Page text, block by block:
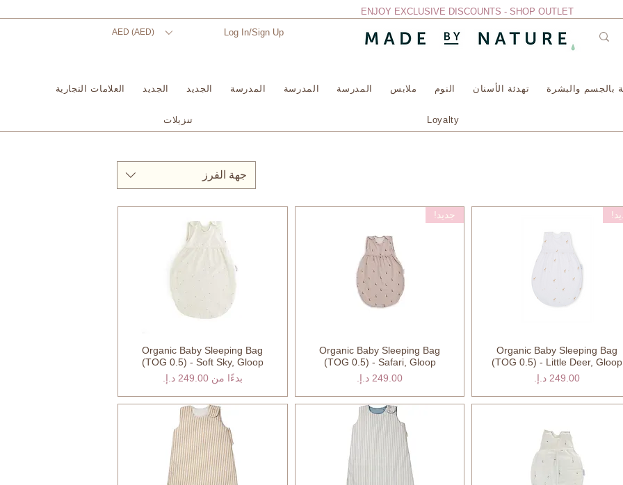
ENJOY EXCLUSIVE DISCOUNTS - SHOP OUTLET
Log In/Sign Up
AED (AED)
العلامات التجارية الجديد الجديد المدرسة المدرسة المدرسة ملابس النوم تهدئة الأسنان بالجسم والبشرة
تنزيلات Loyalty
جهة الفرز
العرض السريع
Organic Baby Sleeping Bag
(TOG 0.5) - Little Deer, Gloop
السعر‏249.00 د.إ.‏
العرض السريع
جديد!
Organic Baby Sleeping Bag
(TOG 0.5) - Safari, Gloop
السعر
العرض السريع
Organic Baby Sleeping Bag
(TOG 0.5) - Soft Sky, Gloop
بدءًا من
‏249.00 د.إ.‏
سعر البيع